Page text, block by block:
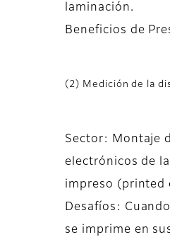
laminación.
Beneficios de
(2) Medición de la
Sector: Montaje
electrónicos de
impreso (printed
Desafíos:
se imprime en